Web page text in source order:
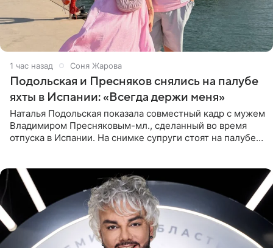
1 час назад Соня Жарова
Подольская и Пресняков снялись на палубе
яхты в Испании: «Всегда держи меня»
Наталья Подольская показала совместный кадр с мужем
Владимиром Пресняковым-мл., сделанный во время
отпуска в Испании. На снимке супруги стоят на палубе